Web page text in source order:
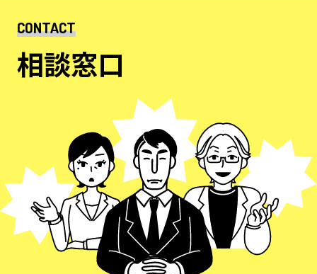
CONTACT
相談窓口